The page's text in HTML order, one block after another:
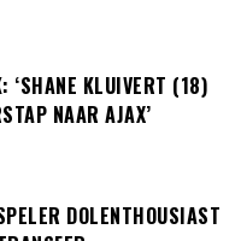
‘SHANE KLUIVERT (18)
NAAR AJAX’
DOLENTHOUSIAST